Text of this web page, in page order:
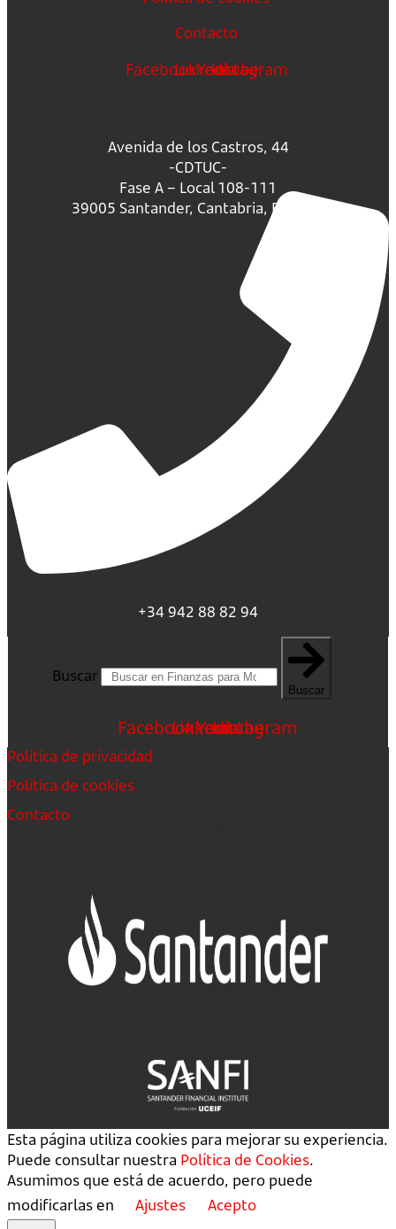
Contacto
FacebookLinkedin
Youtube
Instagram
Avenida de los Castros, 44
-CDTUC-
Fase A – Local 108-111
39005 Santander, Cantabria, España.
+34 942 88 82 94
Buscar
Buscar
FacebookLinkedin
Youtube
Instagram
Política de privacidad
Política de cookies
Contacto
Esta página utiliza cookies para mejorar su experiencia.
Puede consultar nuestra Política de Cookies.
Asumimos que está de acuerdo, pero puede
modificarlas en
Ajustes Acepto